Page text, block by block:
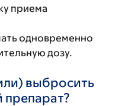
приема
одновременно
дозу.
выбросить
препарат?